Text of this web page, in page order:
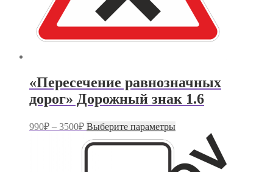
«Пересечение равнозначных
дорог» Дорожный знак 1.6
990₽ – 3500₽Диапазон
990₽
Выберите параметрыЭтот
несколько
вариаций.